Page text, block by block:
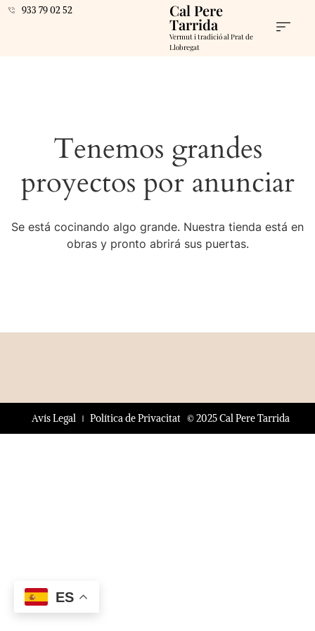
933 79 02 52 Cal Pere
Tarrida
Vermut i tradició al Prat de
Llobregat
Tenemos grandes
proyectos por anunciar
Se está cocinando algo grande. Nuestra tienda está en
obras y pronto abrirá sus puertas.
© 2025 Cal Pere Tarrida
Avís Legal Política de Privacitat
ES